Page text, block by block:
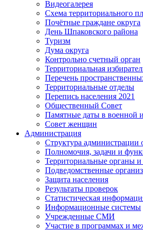
Видеогалерея
Схема территориального
Почётные граждане округа
День Шпаковского района
Туризм
Дума округа
Контрольно счетный орган
Территориальная
Перечень
Территориальные отделы
Перепись населения 2021
Общественный Совет
Памятные даты в военной
Совет женщин
Администрация
Структура администрации
Полномочия, задачи и
Территориальные органы и
Подведомственные
Защита населения
Результаты проверок
Статистическая
Информационные системы
Учрежденные СМИ
Участие в программах и